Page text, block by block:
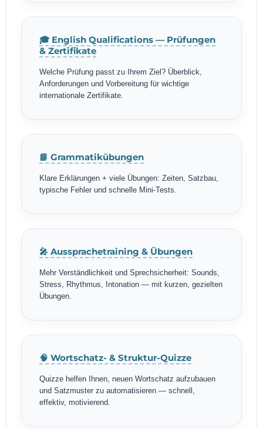
🎓 English Qualifications — Prüfungen
& Zertifikate
Welche Prüfung passt zu Ihrem Ziel? Überblick,
Anforderungen und Vorbereitung für wichtige
internationale Zertifikate.
📘 Grammatikübungen
Klare Erklärungen + viele Übungen: Zeiten, Satzbau,
typische Fehler und schnelle Mini-Tests.
🎤 Aussprachetraining & Übungen
Mehr Verständlichkeit und Sprechsicherheit: Sounds,
Stress, Rhythmus, Intonation — mit kurzen, gezielten
Übungen.
🧠 Wortschatz- & Struktur-Quizze
Quizze helfen Ihnen, neuen Wortschatz aufzubauen
und Satzmuster zu automatisieren — schnell,
effektiv, motivierend.